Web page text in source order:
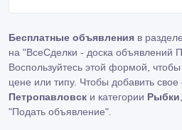
Бесплатные объявления в разделе
на "ВсеСделки - доска объявлений
Воспользуйтесь этой формой,
цене или типу. Чтобы добавить
Петропавловск и категории Рыбки
"Подать объявление"